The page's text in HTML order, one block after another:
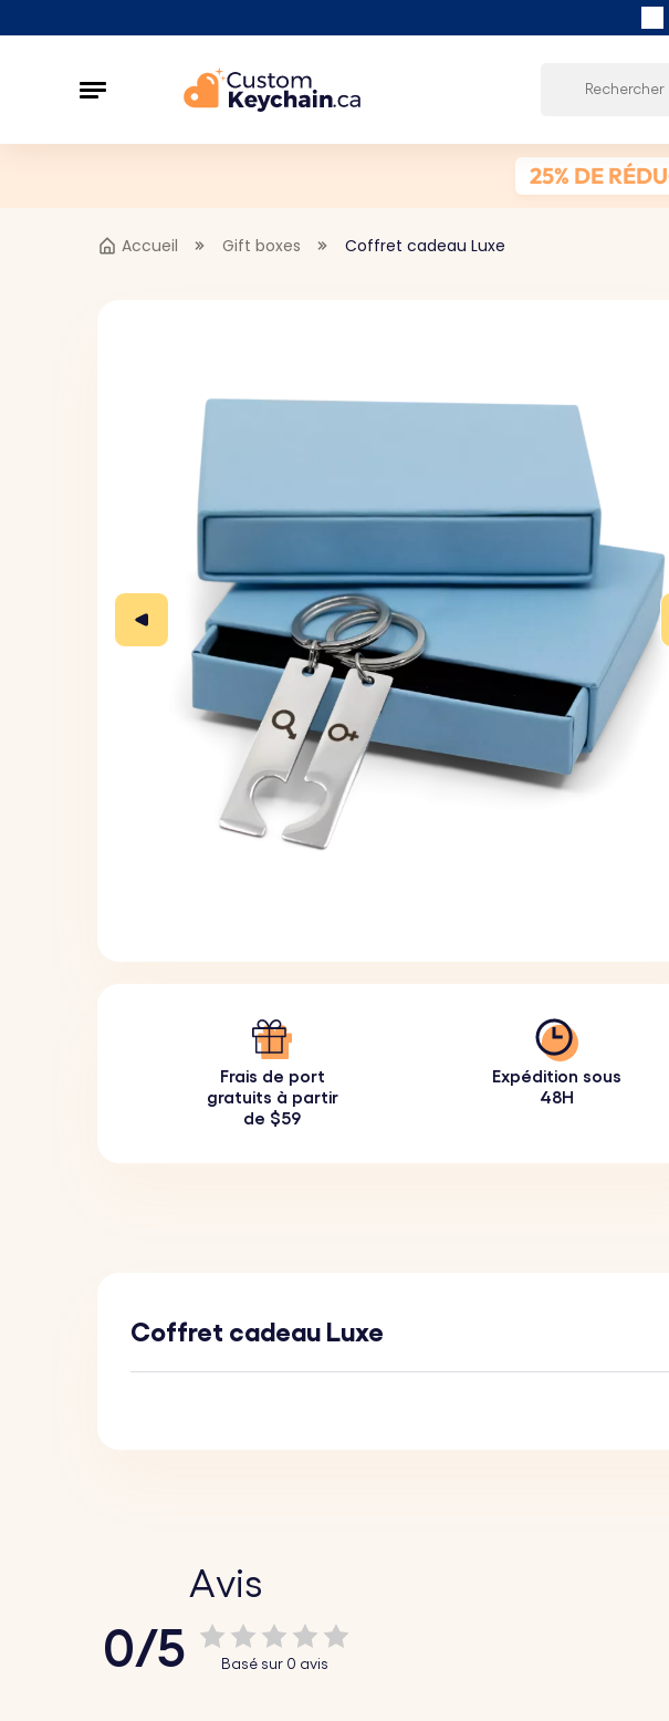
25% DE
Accueil Gift boxes Coffret cadeau Luxe
Frais de port
gratuits à partir
de $59
Expédition sous
48H
Coffret cadeau Luxe
Avis
0/5 Basé sur 0 avis